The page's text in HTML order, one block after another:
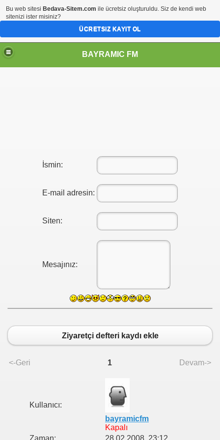
BAYRAMIC FM
İsmin:
E-mail adresin:
Siten:
Mesajınız:
Ziyaretçi defteri kaydı ekle
<-Geri 1 Devam->
Kullanıcı:
bayramicfm
Kapalı
Bu web sitesi Bedava-Sitem.com ile ücretsiz oluşturuldu. Siz de kendi web
sitenizi ister misiniz?
ÜCRETSIZ KAYIT OL